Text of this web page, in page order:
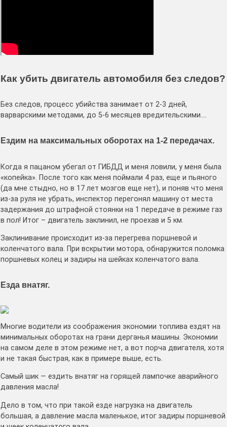
Как убить двигатель автомобиля без следов?
Без следов, процесс убийства занимает от 2-3 дней,
варварскими методами, до 5-6 месяцев вредительскими….
Ездим на максимальных оборотах на 1-2 передачах.
Когда я пацаном убегал от ГИБДД и меня ловили, у меня была
«копейка». После того как меня поймали 4 раз, еще и пьяного
(да мне стыдно, но в 17 лет мозгов еще нет), и поняв что меня
из-за руля не убрать, инспектор перегонял машину от места
задержания до штрафной стоянки на 1 передаче в режиме газ
в пол! Итог – двигатель заклинил, не проехав и 5 км.
Заклинивание происходит из-за перегрева поршневой и
коленчатого вала. При вскрытии мотора, обнаружится поломка
поршневых колец и задиры на шейках коленчатого вала.
Езда внатяг.
Многие водители из соображения экономии топлива ездят на
минимальных оборотах на грани дерганья машины. Экономии
на самом деле в этом режиме нет, а вот порча двигателя, хотя
и не такая быстрая, как в примере выше, есть.
Самый шик — ездить внатяг на горящей лампочке аварийного
давления масла!
Дело в том, что при такой езде нагрузка на двигатель
большая, а давление масла маленькое, итог задиры поршневой